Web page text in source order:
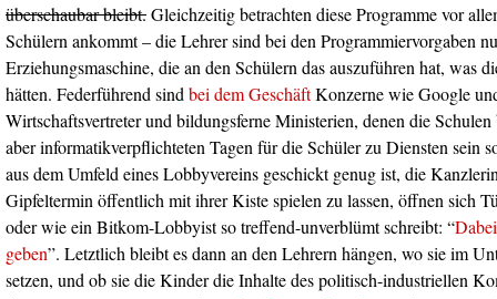
überschaubar bleibt.Gleichzeitig betrachten diese Programme vor
Schülern ankommt – die Lehrer sind bei den Programmiervorgaben
Erziehungsmaschine, die an den Schülern das auszuführen hat, was
hätten. Federführend sind bei dem GeschäftKonzerne wie Google
Wirtschaftsvertreter und bildungsferne Ministerien, denen die
aber informatikverpflichteten Tagen für die Schüler zu Diensten sein
aus dem Umfeld eines Lobbyvereins geschickt genug ist, die
Gipfeltermin öffentlich mit ihrer Kiste spielen zu lassen, öffnen sich
oder wie ein Bitkom-Lobbyist so treffend-unverblümt schreibt: “
geben”. Letztlich bleibt es dann an den Lehrern hängen, wo sie im
setzen, und ob sie die Kinder die Inhalte des politisch-industriellen